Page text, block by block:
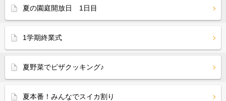
夏の園庭開放日 1日目
1学期終業式
夏野菜でピザクッキング♪
夏本番！みんなでスイカ割り